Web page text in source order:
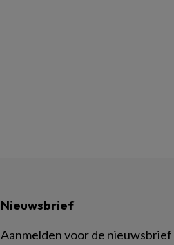
Nieuwsbrief
Aanmelden voor de nieuwsbrief